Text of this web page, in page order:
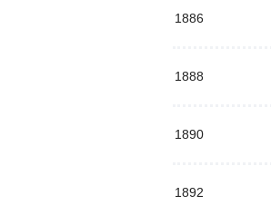
1886
1888
1890
1892